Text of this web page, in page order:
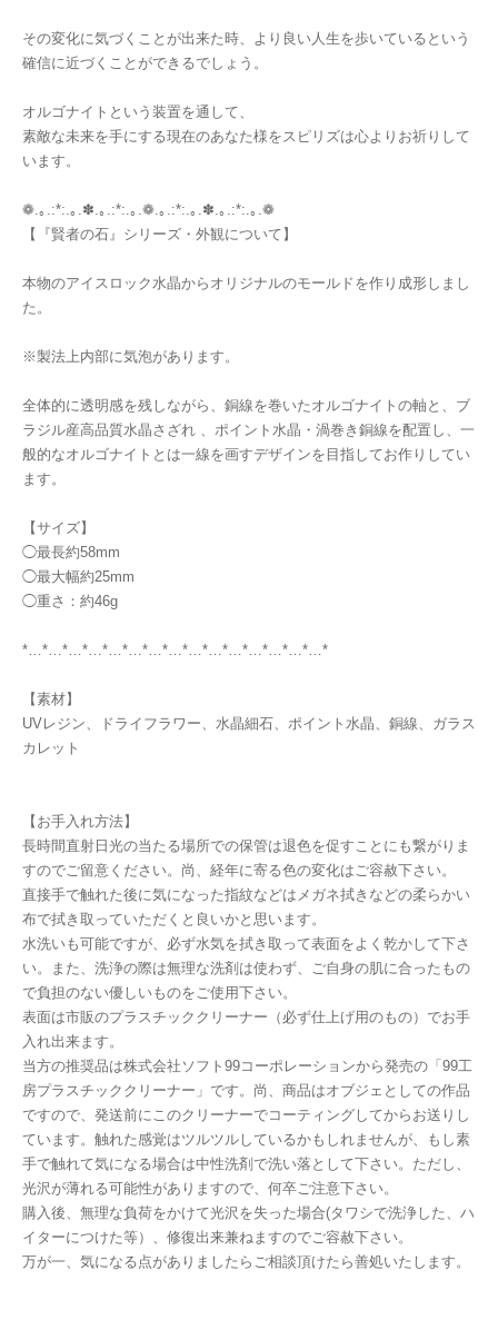
その変化に気づくことが出来た時、より良い人生を歩いているという
確信に近づくことができるでしょう。
オルゴナイトという装置を通して、
素敵な未来を手にする現在のあなた様をスピリズは心よりお祈りして
います。
❁.｡.:*:.｡.✽.｡.:*:.｡.❁.｡.:*:.｡.✽.｡.:*:.｡.❁
【『賢者の石』シリーズ・外観について】
本物のアイスロック水晶からオリジナルのモールドを作り成形しまし
た。
※製法上内部に気泡があります。
全体的に透明感を残しながら、銅線を巻いたオルゴナイトの軸と、ブ
ラジル産高品質水晶さざれ 、ポイント水晶・渦巻き銅線を配置し、一
般的なオルゴナイトとは一線を画すデザインを目指してお作りしてい
ます。
【サイズ】
◯最長約58mm
◯最大幅約25mm
◯重さ：約46g
*…*…*…*…*…*…*…*…*…*…*…*…*…*…*…*
【素材】
UVレジン、ドライフラワー、水晶細石、ポイント水晶、銅線、ガラス
カレット
【お手入れ方法】
長時間直射日光の当たる場所での保管は退色を促すことにも繋がりま
すのでご留意ください。尚、経年に寄る色の変化はご容赦下さい。
直接手で触れた後に気になった指紋などはメガネ拭きなどの柔らかい
布で拭き取っていただくと良いかと思います。
水洗いも可能ですが、必ず水気を拭き取って表面をよく乾かして下さ
い。また、洗浄の際は無理な洗剤は使わず、ご自身の肌に合ったもの
で負担のない優しいものをご使用下さい。
表面は市販のプラスチッククリーナー（必ず仕上げ用のもの）でお手
入れ出来ます。
当方の推奨品は株式会社ソフト99コーポレーションから発売の「99工
房プラスチッククリーナー」です。尚、商品はオブジェとしての作品
ですので、発送前にこのクリーナーでコーティングしてからお送りし
ています。触れた感覚はツルツルしているかもしれませんが、もし素
手で触れて気になる場合は中性洗剤で洗い落として下さい。ただし、
光沢が薄れる可能性がありますので、何卒ご注意下さい。
購入後、無理な負荷をかけて光沢を失った場合(タワシで洗浄した、ハ
イターにつけた等）、修復出来兼ねますのでご容赦下さい。
万が一、気になる点がありましたらご相談頂けたら善処いたします。